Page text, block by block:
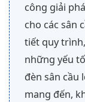
công giải
cho các sân
tiết quy
những yếu
đèn sân cầu
mang đến,